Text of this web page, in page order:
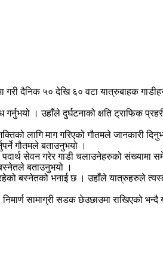
दैनिक ५० देखि ६० वटा यात्रुबाहक
। उहाँले दुर्घटनाको क्षति ट्राफिक
लागि माग गरिएको गौतमले जानकारी
गौतमले बताउनुभयो ।
सेवन गरेर गाडी चलाउनेहरुको संख्यामा
बताउनुभयो ।
रहेको बस्नेतको भनाई छ । उहाँले यात्रुहरुले
सामाग्री सडक छेउछाउमा राखिएको भन्दै